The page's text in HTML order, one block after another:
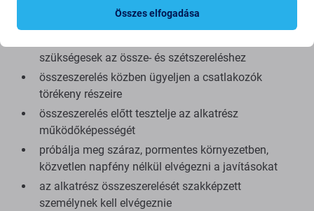
Összeszerelés és tippek:
szükségesek az össze- és szétszereléshez
összeszerelés közben ügyeljen a csatlakozók
törékeny részeire
összeszerelés előtt tesztelje az alkatrész
működőképességét
próbálja meg száraz, pormentes környezetben,
közvetlen napfény nélkül elvégezni a javításokat
az alkatrész összeszerelését szakképzett
személynek kell elvégeznie
Összes elfogadása